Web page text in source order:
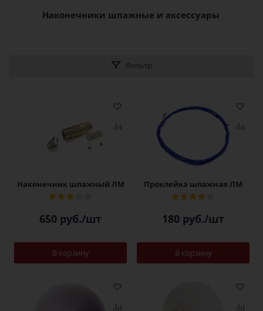
Наконечники шпажные и аксессуары
Фильтр
Наконечник шпажный ЛМ
650 руб./шт
В корзину
Проклейка шпажная ЛМ
180 руб./шт
В корзину